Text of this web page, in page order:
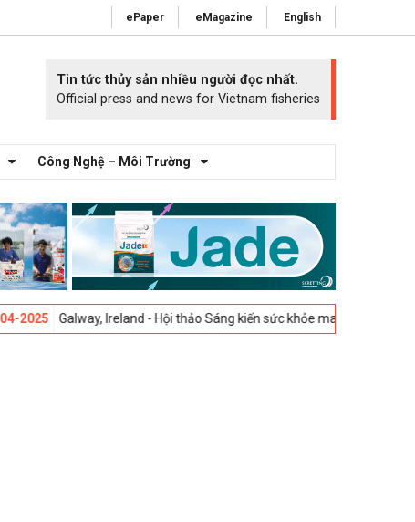
ePaper eMagazine English
Tin tức thủy sản nhiều người đọc nhất.
Official press and news for Vietnam fisheries
Công Nghệ – Môi Trường
Galway, Ireland - Hội thảo Sáng kiến sức khỏe mang cá 2025 -